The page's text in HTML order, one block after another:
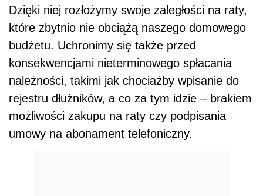
Dzięki niej rozłożymy swoje zaległości na raty,
które zbytnio nie obciążą naszego domowego
budżetu. Uchronimy się także przed
konsekwencjami nieterminowego spłacania
należności, takimi jak chociażby wpisanie do
rejestru dłużników, a co za tym idzie – brakiem
możliwości zakupu na raty czy podpisania
umowy na abonament telefoniczny.